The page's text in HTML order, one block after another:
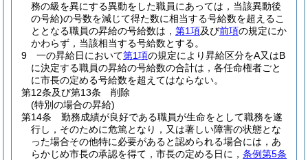
務の級を異にする異動をした職員にあっては，当該異動後
の号給)の号数を減じて得た数に相当する号給数を超えるこ
ととなる職員の昇給の号給数は， 第1項及び前項の規定にか
かわらず，当該相当する号給数とする。
9
一の昇給日において第1項の規定により昇給区分をA又はB
に決定する職員の昇給の号給数の合計は，各任命権者ごと
に市長の定める号給数を超えてはならない。
第12条及び第13条
削除
(特別の場合の昇給)
第14条
勤務成績が良好である職員が生命をとして職務を遂
行し，そのために危篤となり，又は著しい障害の状態とな
った場合その他特に必要があると認められる場合には，あ
らかじめ市長の承認を得て，市長の定める日に， 条例第5条